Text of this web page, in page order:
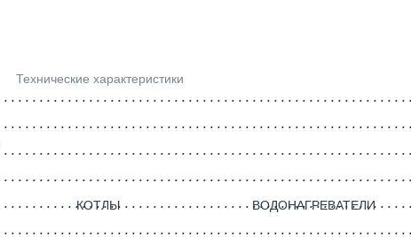
КОТЛЫ ВОДОНАГРЕВАТЕЛИ
Технические характеристики